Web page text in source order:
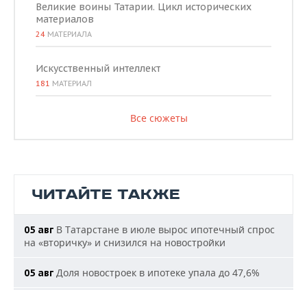
Великие воины Татарии. Цикл исторических
материалов
24 МАТЕРИАЛА
Искусственный интеллект
181 МАТЕРИАЛ
Все сюжеты
ЧИТАЙТЕ ТАКЖЕ
05 авг В Татарстане в июле вырос ипотечный спрос
на «вторичку» и снизился на новостройки
05 авг Доля новостроек в ипотеке упала до 47,6%